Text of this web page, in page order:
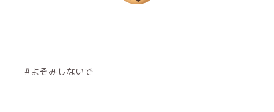
#よそみしないで